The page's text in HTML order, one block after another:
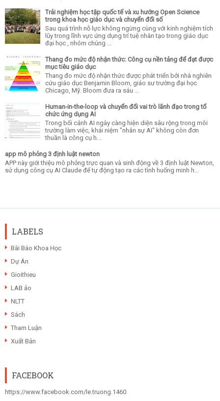
Trải nghiệm học tập quốc tế và xu hướng Open Science
trong khoa học giáo dục và chuyển đổi số
Sau quá trình nỗ lực không ngừng cùng với kinh nghiệm tích
lũy trong lĩnh vực ứng dụng trí tuệ nhân tạo trong giáo dục
đại học , nhóm chúng ...
Thang đo mức độ nhận thức: Công cụ nền tảng để đạt được
mục tiêu giáo dục
Thang đo mức độ nhận thức được phát triển bởi nhà nghiên
cứu giáo dục Benjamin Bloom, giáo sư trường đại học
Chicago, Mỹ. Bloom đưa ra sáu ...
Human-in-the-loop và chuyển đổi vai trò lãnh đạo trong tổ
chức ứng dụng AI
Trong bối cảnh AI ngày càng hiện diện sâu rộng trong môi
trường làm việc, khái niệm "nhân sự AI" không còn đơn
thuần là công cụ h...
app mô phỏng 3 định luật newton
APP này giới thiệu mô phỏng trực quan và sinh động về 3 định luật Newton,
sử dụng công cụ AI Claude để tự động tạo ra các tình huống minh h...
LABELS
Bài Báo Khoa Học
Dự Án
Gioithieu
LAB ảo
NLTT
Sách
Tham Luận
Xuất Bản
FACEBOOK
https://www.facebook.com/le.truong.1460